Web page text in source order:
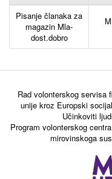
Pisanje članaka za
magazin Mla-
dost.dobro
Rad volonterskog servisa
unije kroz Europski
Učinkoviti
Program volonterskog
mirovinskoga